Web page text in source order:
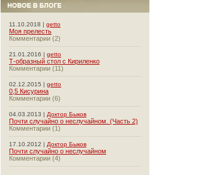
11.10.2018 | getto
Моя прелесть
Комментарии (2)
21.01.2016 | getto
Т-образный стол с Кириленко
Комментарии (11)
02.12.2015 | getto
0,5 Кисурина
Комментарии (6)
04.03.2013 | Доктор Быков
Почти случайно о неслучайном. (Часть 2)
Комментарии (1)
17.10.2012 | Доктор Быков
Почти случайно о неслучайном
Комментарии (4)